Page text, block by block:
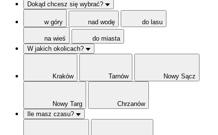
Dokąd chcesz się wybrać?
w góry nad wodę do lasu
na wieś
do miasta
W jakich okolicach?
Kraków Tarnów Nowy Sącz
Nowy Targ
Chrzanów
Ile masz czasu?